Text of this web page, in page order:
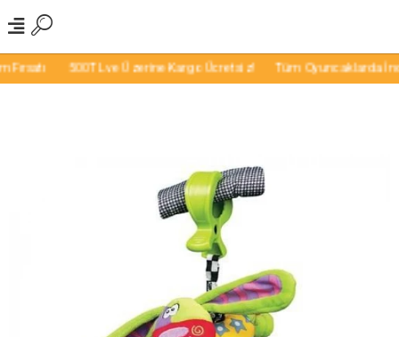
500TL ve Üzerine Kargo Ücretsiz! Tüm Oyuncaklarda